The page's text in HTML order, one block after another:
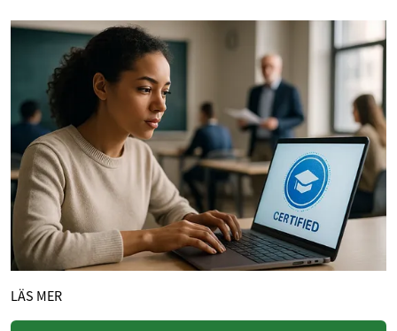
LÄS MER